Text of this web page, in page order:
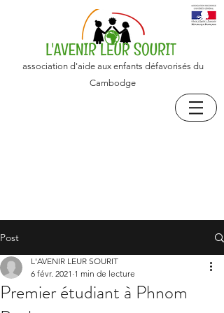
association d'aide aux enfants défavorisés du
Cambodge
Post
Premier étudiant à Phnom
L'AVENIR LEUR SOURIT
6 févr. 2021 1 min de lecture